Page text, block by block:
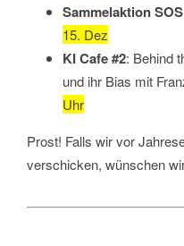
Sammelaktion
15. Dez
KI Cafe #2: Behind
und ihr Bias mit
Uhr
Prost! Falls wir vor
verschicken, wünschen